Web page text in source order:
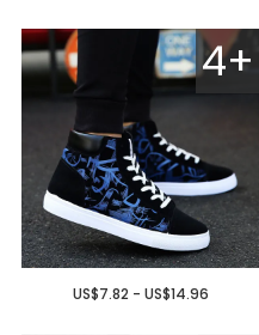
4+
US$7.82 - US$14.96